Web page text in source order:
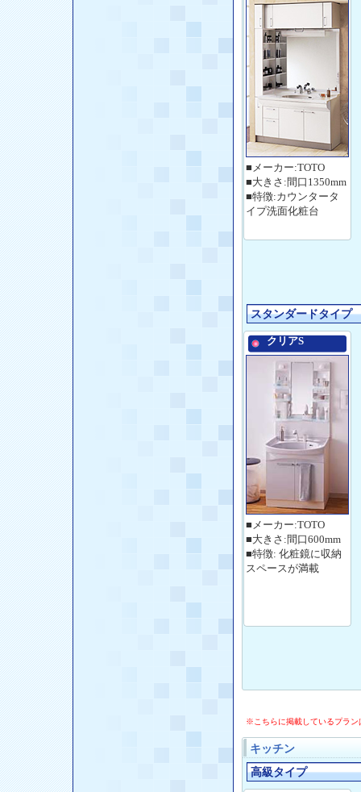
■メーカー:TOTO
■大きさ:間口1350mm
■特徴:カウンタータ
イプ洗面化粧台
スタンダードタイプ
クリアS
■メーカー:TOTO
■大きさ:間口600mm
■特徴: 化粧鏡に収納
スペースが満載
※こちらに掲載しているプラン
キッチン
高級タイプ